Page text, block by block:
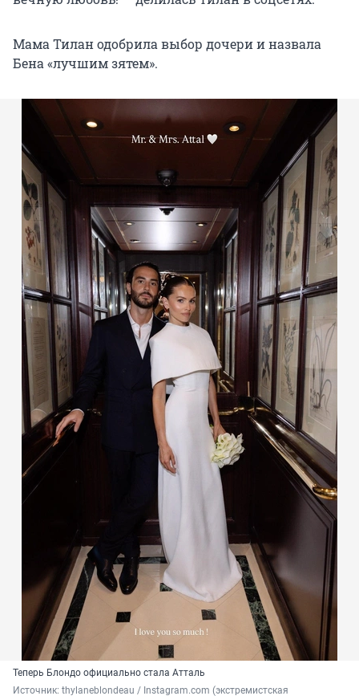
Мама Тилан одобрила выбор дочери и назвала
Бена «лучшим зятем».
Теперь Блондо официально стала Атталь
Источник: thylaneblondeau / Instagram.com (экстремистская